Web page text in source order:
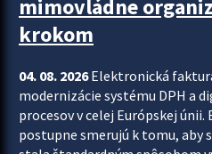
mimovládne
krokom
04. 08. 2026Elektronická
modernizácie systému DPH a
procesov v celej Európskej únii.
postupne smerujú k tomu, aby